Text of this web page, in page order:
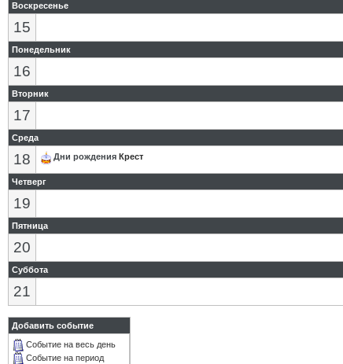
Воскресенье
15
Понедельник
16
Вторник
17
Среда
18 Дни рождения Крест
Четверг
19
Пятница
20
Суббота
21
Добавить событие
Событие на весь день
Событие на период